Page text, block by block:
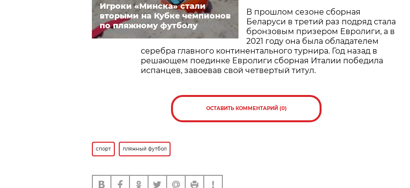
Игроки «Минска» стали
вторыми на Кубке чемпионов
по пляжному футболу
В прошлом сезоне сборная
Беларуси в третий раз подряд стала
бронзовым призером Евролиги, а в
2021 году она была обладателем
серебра главного континентального турнира. Год назад в
решающем поединке Евролиги сборная Италии победила
испанцев, завоевав свой четвертый титул.
ОСТАВИТЬ КОММЕНТАРИЙ (0)
спорт пляжный футбол